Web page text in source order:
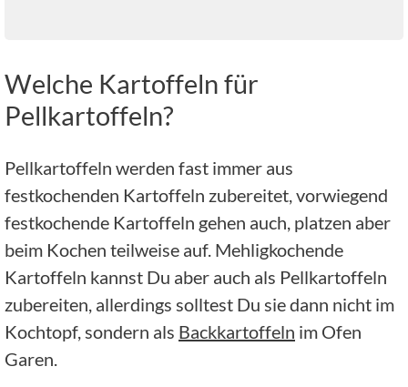
Welche Kartoffeln für
Pellkartoffeln?
Pellkartoffeln werden fast immer aus
festkochenden Kartoffeln zubereitet, vorwiegend
festkochende Kartoffeln gehen auch, platzen aber
beim Kochen teilweise auf. Mehligkochende
Kartoffeln kannst Du aber auch als Pellkartoffeln
zubereiten, allerdings solltest Du sie dann nicht im
Kochtopf, sondern als Backkartoffeln im Ofen
Garen.